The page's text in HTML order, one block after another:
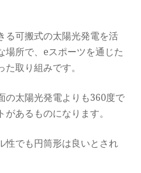
る可搬式の太陽光発電を活
場所で、eスポーツを通じた
取り組みです。
の太陽光発電よりも360度で
あるものになります。
性でも円筒形は良いとされ